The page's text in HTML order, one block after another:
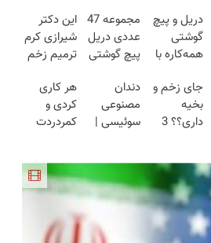
دریل و پیچ
گوشتی
همه‌کاره با
هوشمند ⚙️
(نصف
قیمت بازار
مجموعه 47
عددی دریل
پیچ گوشتی
(تخفیف به
مدت
محدود)
این دکتر
شیرازی کرم
ترمیم زخم
ساخت!!!
جای زخم و
بخیه
داری؟؟ 3
دندان
مصنوعی
سوئیسی |
ویزیت
رایگان+پرداخت
اقساطی😍
هر کاری
کردی و
کمردردت
پرسشنامه و
دریافت راه
حل